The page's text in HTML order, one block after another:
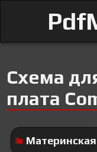
Схема
плата